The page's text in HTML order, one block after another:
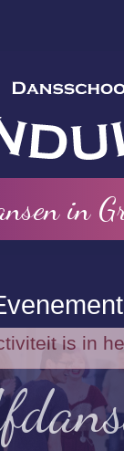
in
is in